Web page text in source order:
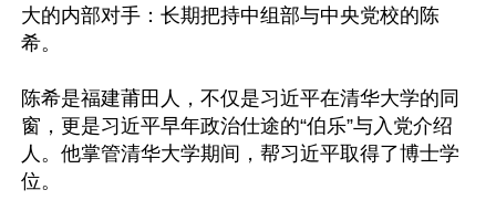
大的内部对手：长期把持中组部与中央党校的陈
希。
陈希是福建莆田人，不仅是习近平在清华大学的同
窗，更是习近平早年政治仕途的“伯乐”与入党介绍
人。他掌管清华大学期间，帮习近平取得了博士学
位。